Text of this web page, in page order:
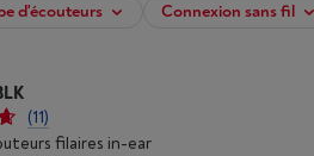
d'écouteurs Connexion sans fil
(11)
filaires in-ear